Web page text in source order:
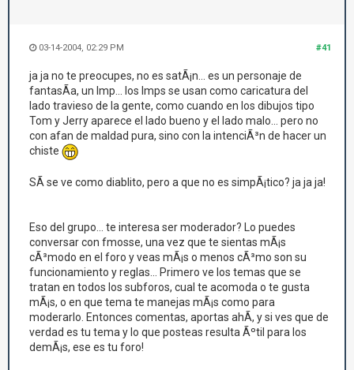
#41
03-14-2004, 02:29 PM
ja ja no te preocupes, no es satÃ¡n... es un personaje de
fantasÃ­a, un Imp... los Imps se usan como caricatura del
lado travieso de la gente, como cuando en los dibujos tipo
Tom y Jerry aparece el lado bueno y el lado malo... pero no
con afan de maldad pura, sino con la intenciÃ³n de hacer un
chiste
SÃ­ se ve como diablito, pero a que no es simpÃ¡tico? ja ja ja!
Eso del grupo... te interesa ser moderador? Lo puedes
conversar con fmosse, una vez que te sientas mÃ¡s
cÃ³modo en el foro y veas mÃ¡s o menos cÃ³mo son su
funcionamiento y reglas... Primero ve los temas que se
tratan en todos los subforos, cual te acomoda o te gusta
mÃ¡s, o en que tema te manejas mÃ¡s como para
moderarlo. Entonces comentas, aportas ahÃ­, y si ves que de
verdad es tu tema y lo que posteas resulta Ãºtil para los
demÃ¡s, ese es tu foro!